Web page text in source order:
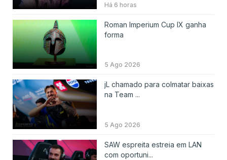
Há 6 horas
Roman Imperium Cup IX ganha
forma
5 Ago 2026
jL chamado para colmatar baixas
na Team ...
5 Ago 2026
SAW espreita estreia em LAN
com oportuni...